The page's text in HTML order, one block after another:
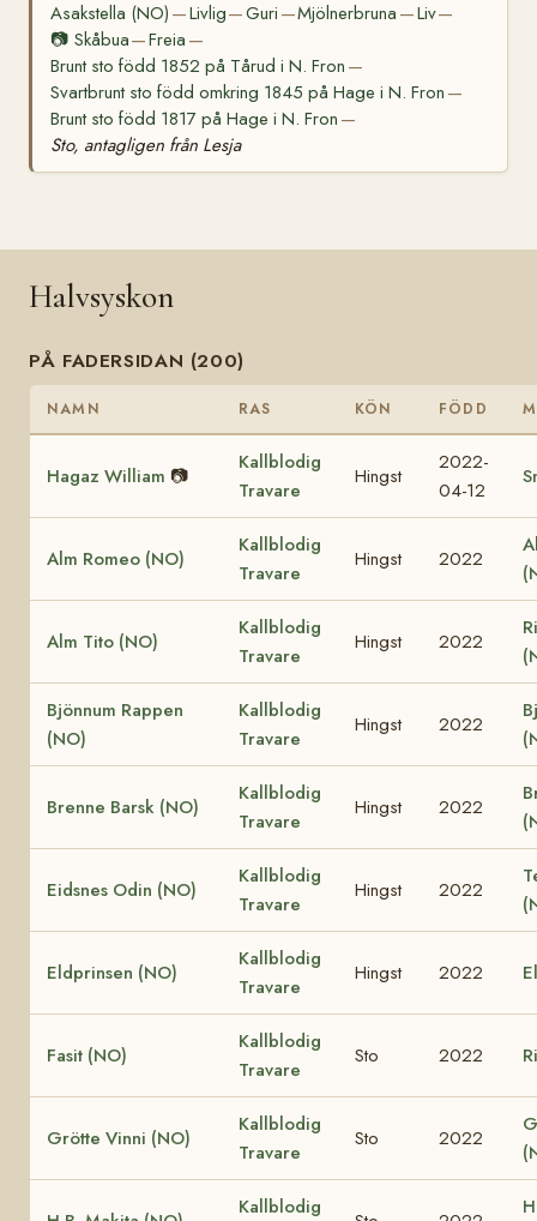
Asakstella (NO) —Livlig—Guri —Mjölnerbruna —Liv—
📷 Skåbua—Freia —
Brunt sto född 1852 på Tårud i N. Fron —
Svartbrunt sto född omkring 1845 på Hage i N. Fron —
Brunt sto född 1817 på Hage i N. Fron —
Sto, antagligen från Lesja
Halvsyskon
PÅ FADERSIDAN (200)
NAMN RAS KÖN FÖDD
Hagaz William 📷
Kallblodig
Travare
Hingst
2022-
04-12
Alm Romeo (NO)
Kallblodig
Travare
Hingst 2022
Alm Tito (NO)
Kallblodig
Travare
Hingst 2022
Bjönnum Rappen
(NO)
Kallblodig
Travare
Hingst 2022
Brenne Barsk (NO)
Kallblodig
Travare
Hingst 2022
Eidsnes Odin (NO)
Kallblodig
Travare
Hingst 2022
Eldprinsen (NO)
Kallblodig
Travare
Hingst 2022
Fasit (NO)
Kallblodig
Travare
Sto 2022
Grötte Vinni (NO)
Kallblodig
Travare
Sto 2022
Kallblodig